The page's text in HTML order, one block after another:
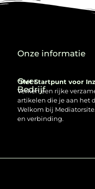
Over
Bedrijf
“Het Startpunt voor
Verken een rijke
artikelen die je aan het
Welkom bij
en verbinding.
Onze informatie